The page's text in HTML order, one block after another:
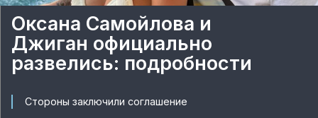
Оксана Самойлова и
Джиган официально
развелись: подробности
Стороны заключили соглашение